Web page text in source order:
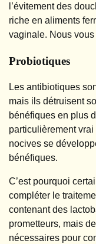
l’évitement des
riche en aliments
vaginale. Nous
Probiotiques
Les antibiotiques
mais ils détruisent
bénéfiques en plus
particulièrement
nocives se
bénéfiques.
C’est pourquoi
compléter le
contenant des
prometteurs, mais
nécessaires pour